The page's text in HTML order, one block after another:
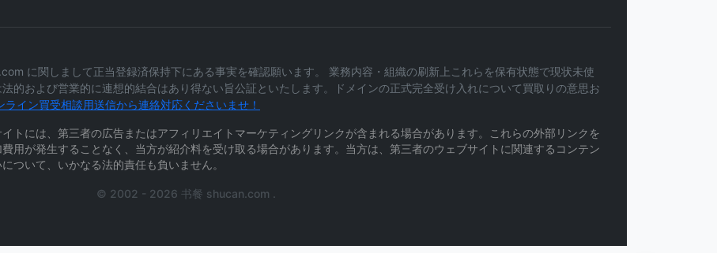
に関しまして正当登録済保持下にある事実を確認願います。 業務内容・組織の刷新上これらを保有状態で現状未使
的および営業的に連想的結合はあり得ない旨公証といたします。ドメインの正式完全受け入れについて買取りの意思お
ライン買受相談用送信から連絡対応くださいませ！
トには、第三者の広告またはアフィリエイトマーケティングリンクが含まれる場合があります。これらの外部リンクを
用が発生することなく、当方が紹介料を受け取る場合があります。当方は、第三者のウェブサイトに関連するコンテン
ついて、いかなる法的責任も負いません。
© 2002 - 2026 书餐 shucan.com .